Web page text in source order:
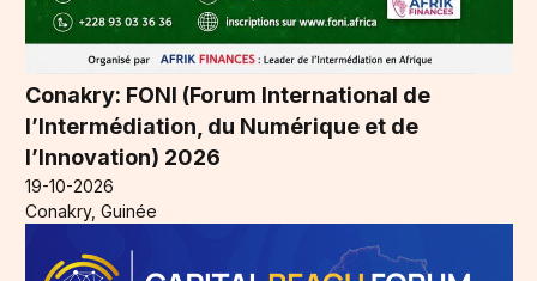
Conakry: FONI (Forum International de
l’Intermédiation, du Numérique et de
l’Innovation) 2026
19-10-2026
Conakry, Guinée